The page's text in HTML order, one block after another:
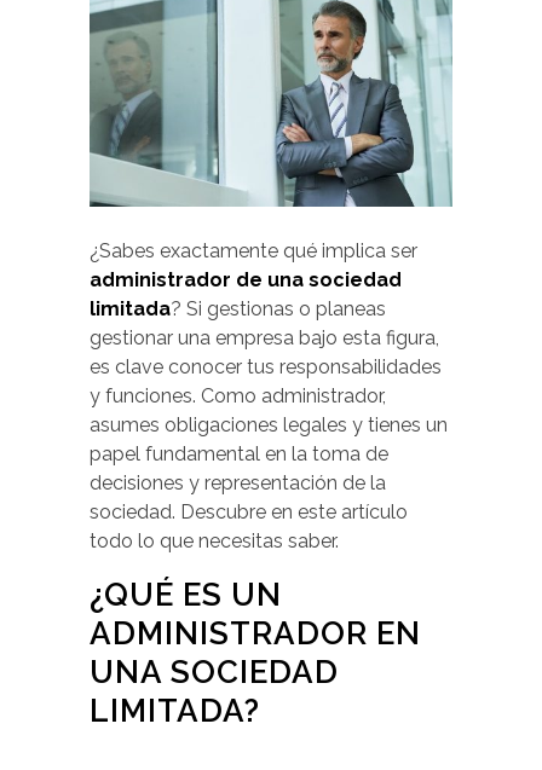
¿Sabes exactamente qué implica ser
administrador de una sociedad
limitada? Si gestionas o planeas
gestionar una empresa bajo esta figura,
es clave conocer tus responsabilidades
y funciones. Como administrador,
asumes obligaciones legales y tienes un
papel fundamental en la toma de
decisiones y representación de la
sociedad. Descubre en este artículo
todo lo que necesitas saber.
¿QUÉ ES UN
ADMINISTRADOR EN
UNA SOCIEDAD
LIMITADA?